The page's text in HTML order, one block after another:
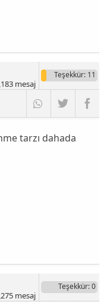
Teşekkür: 11
mesaj
tarzı dahada
Teşekkür: 0
mesaj